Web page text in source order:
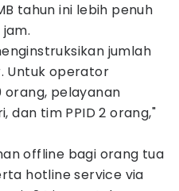
tahun ini lebih penuh
jumlah
Untuk operator
orang, pelayanan
dan tim PPID 2 orang,"
offline bagi orang tua
hotline service via